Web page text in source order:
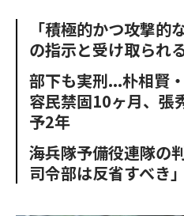
o
e
r
「積極的かつ攻撃
の指示と受け取られる
部下も実刑...朴相賢
容民禁固10ヶ月、張
予2年
海兵隊予備役連隊の
司令部は反省すべき」